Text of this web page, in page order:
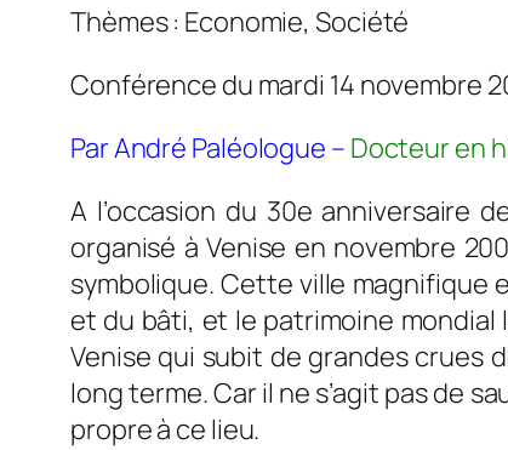
Thèmes : Economie, Société
Conférence du mardi 14 novembre
Par André Paléologue – Docteur en
A l’occasion du 30e anniversaire
organisé à Venise en novembre
symbolique. Cette ville magnifique
et du bâti, et le patrimoine
Venise qui subit de grandes crues
long terme. Car il ne s’agit pas de
propre à ce lieu.